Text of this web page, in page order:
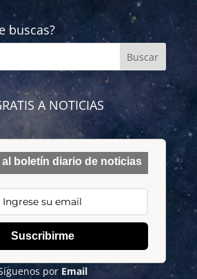
buscas?
A NOTICIAS
boletín diario de noticias
Suscribirme
por Email